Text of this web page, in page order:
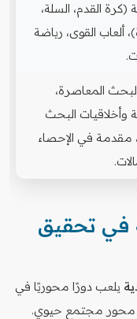
(كرة القدم، السلة،
ألعاب القوى، رياضة
المعاصرة،
وأخلاقيات البحث
مقدمة في الإحصاء
في تحقيق
يلعب دورًا محوريًا في
2030، خاصة في محور مجتمع حيوي.